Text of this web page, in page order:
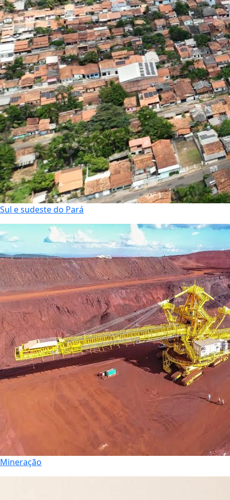
Sul e sudeste do Pará
Mineração